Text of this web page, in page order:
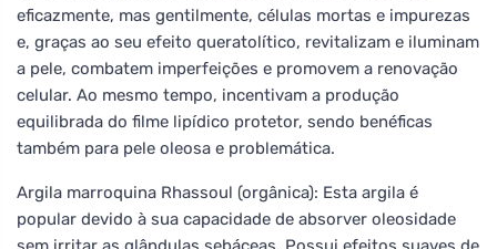
eficazmente, mas gentilmente, células mortas e impurezas
e, graças ao seu efeito queratolítico, revitalizam e iluminam
a pele, combatem imperfeições e promovem a renovação
celular. Ao mesmo tempo, incentivam a produção
equilibrada do filme lipídico protetor, sendo benéficas
também para pele oleosa e problemática.
Argila marroquina Rhassoul (orgânica): Esta argila é
popular devido à sua capacidade de absorver oleosidade